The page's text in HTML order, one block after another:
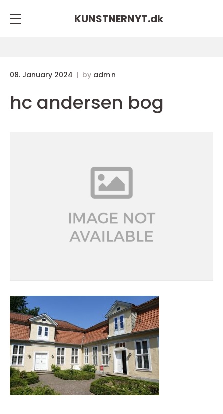
KUNSTNERNYT.dk
08. January 2024 by admin
hc andersen bog